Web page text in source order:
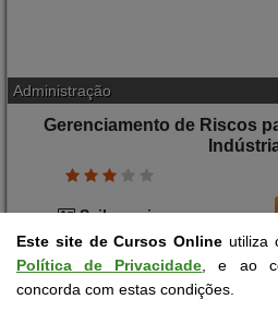
Saiba mais
Este site de Cursos Online utiliza
Política de Privacidade , e ao
concorda com estas condições.
Contato Cursos